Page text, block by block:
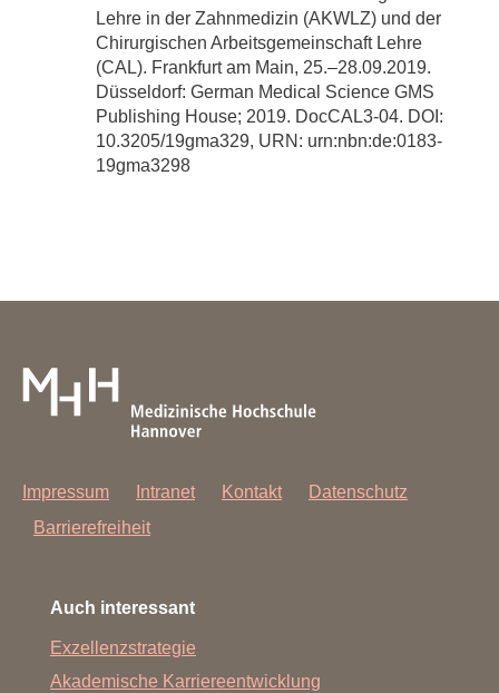
Lehre in der Zahnmedizin (AKWLZ) und der
Chirurgischen Arbeitsgemeinschaft Lehre
(CAL). Frankfurt am Main, 25.–28.09.2019.
Düsseldorf: German Medical Science GMS
Publishing House; 2019. DocCAL3-04. DOI:
10.3205/19gma329, URN: urn:nbn:de:0183-
19gma3298
Impressum Intranet Kontakt
Datenschutz
Barrierefreiheit
Auch interessant
Exzellenzstrategie
Akademische Karriereentwicklung